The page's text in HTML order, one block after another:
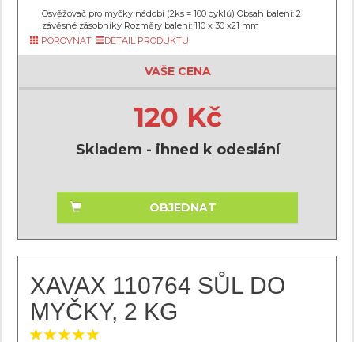
Osvěžovač pro myčky nádobí (2ks = 100 cyklů) Obsah balení: 2
závěsné zásobníky Rozměry balení: 110 x 30 x21 mm
POROVNAT
DETAIL PRODUKTU
VAŠE CENA
120 Kč
Skladem - ihned k odeslání
OBJEDNAT
XAVAX 110764 SŮL DO
MYČKY, 2 KG